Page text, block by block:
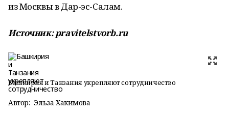
из Москвы в Дар-эс-Салам.
Источник: pravitelstvorb.ru
Башкирия и Танзания укрепляют сотрудничество
Автор: Эльза Хакимова